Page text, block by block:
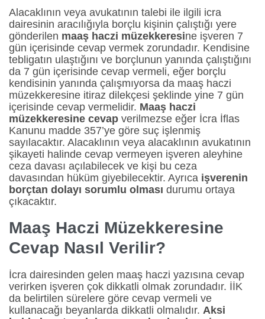
Alacaklının veya avukatının talebi ile ilgili icra
dairesinin aracılığıyla borçlu kişinin çalıştığı yere
gönderilen maaş haczi müzekkeresine işveren 7
gün içerisinde cevap vermek zorundadır. Kendisine
tebligatın ulaştığını ve borçlunun yanında çalıştığını
da 7 gün içerisinde cevap vermeli, eğer borçlu
kendisinin yanında çalışmıyorsa da maaş haczi
müzekkeresine itiraz dilekçesi şeklinde yine 7 gün
içerisinde cevap vermelidir. Maaş haczi
müzekkeresine cevap verilmezse eğer İcra İflas
Kanunu madde 357’ye göre suç işlenmiş
sayılacaktır. Alacaklının veya alacaklının avukatının
şikayeti halinde cevap vermeyen işveren aleyhine
ceza davası açılabilecek ve kişi bu ceza
davasından hüküm giyebilecektir. Ayrıca işverenin
borçtan dolayı sorumlu olması durumu ortaya
çıkacaktır.
Maaş Haczi Müzekkeresine
Cevap Nasıl Verilir?
İcra dairesinden gelen maaş haczi yazısına cevap
verirken işveren çok dikkatli olmak zorundadır. İİK
da belirtilen sürelere göre cevap vermeli ve
kullanacağı beyanlarda dikkatli olmalıdır. Aksi